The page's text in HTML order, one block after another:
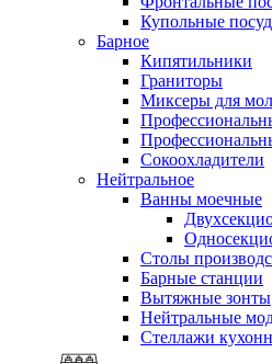
Купольные
Барное
Кипятильники
Граниторы
Миксеры для
Сокоохладители
Нейтральное
Ванны моечные
Столы
Барные станции
Вытяжные зонты
Нейтральные
Стеллажи